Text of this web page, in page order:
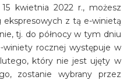
kwietnia 2022 r., możesz
z tą e-winietą
tj. do północy w tym dniu
rocznej występuje w
który nie jest ujęty w
zostanie wybrany przez